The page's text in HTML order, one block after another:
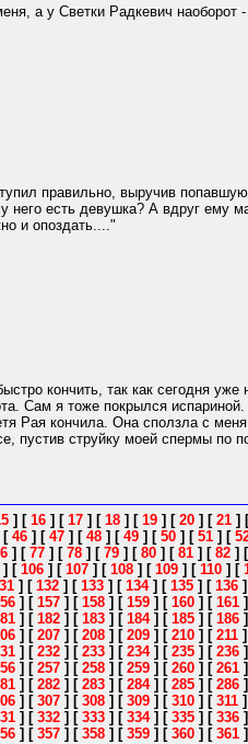
а у Светки Радкевич
правильно, выручив
есть девушка? А вдруг ему
и опоздать...."
кончить, так как сегодня уже
Сам я тоже покрылся
Рая кончила. Она сползла с
пустив струйку моей спермы по
] [ 16 ] [ 17 ] [ 18 ] [ 19 ] [ 20 ] [ 21 ]
[ 46 ] [ 47 ] [ 48 ] [ 49 ] [ 50 ] [ 51 ] [
] [ 77 ] [ 78 ] [ 79 ] [ 80 ] [ 81 ] [ 82 ] [
] [ 106 ] [ 107 ] [ 108 ] [ 109 ] [ 110 ] [
] [ 132 ] [ 133 ] [ 134] [ 135 ] [ 136 ]
] [ 157 ] [ 158 ] [ 159 ] [ 160 ] [ 161 ]
] [ 182 ] [ 183 ] [ 184] [ 185 ] [ 186 ]
] [ 207 ] [ 208 ] [ 209 ] [ 210 ] [ 211 ]
] [ 232 ] [ 233 ] [ 234] [ 235 ] [ 236 ]
] [ 257 ] [ 258 ] [ 259 ] [ 260 ] [ 261 ]
] [ 282 ] [ 283 ] [ 284] [ 285 ] [ 286 ]
] [ 307 ] [ 308 ] [ 309 ] [ 310 ] [ 311 ]
] [ 332 ] [ 333 ] [ 334] [ 335 ] [ 336 ]
] [ 357 ] [ 358 ] [ 359 ] [ 360 ] [ 361 ]